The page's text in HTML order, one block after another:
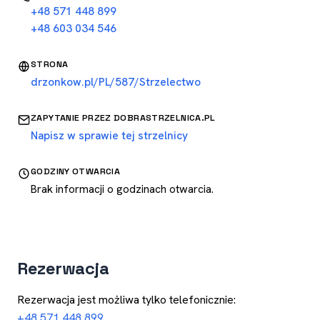
+48 571 448 899
+48 603 034 546
STRONA
drzonkow.pl/PL/587/Strzelectwo
ZAPYTANIE PRZEZ DOBRASTRZELNICA.PL
Napisz w sprawie tej strzelnicy
GODZINY OTWARCIA
Brak informacji o godzinach otwarcia.
Rezerwacja
Rezerwacja jest możliwa tylko telefonicznie: